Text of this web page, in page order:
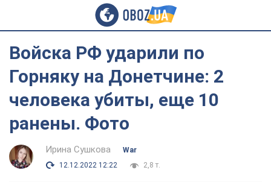
Войска РФ ударили по
Горняку на Донетчине: 2
человека убиты, еще 10
ранены. Фото
Ирина Сушкова
War
12.12.2022 12:22
2,8 т.